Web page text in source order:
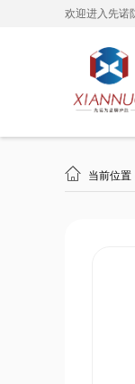
欢迎进入先诺
 当前位置